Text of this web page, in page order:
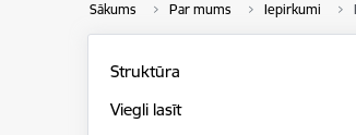
Sākums Par mums Iepirkumi
Struktūra
Viegli lasīt